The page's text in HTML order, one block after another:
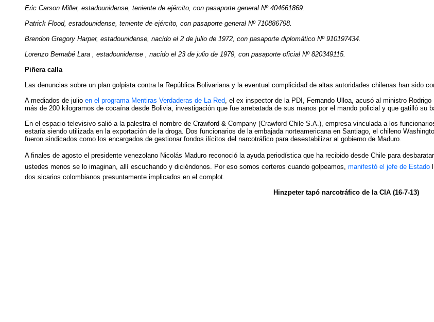
Eric Carson Miller, estadounidense, teniente de ejército, con pasaporte general Nº 404661869.
Patrick Flood, estadounidense, teniente de ejército, con pasaporte general Nº 710886798.
Brendon Gregory Harper, estadounidense, nacido el 2 de julio de 1972, con pasaporte diplomático Nº 910197434.
Lorenzo Bernabé Lara , estadounidense , nacido el 23 de julio de 1979, con pasaporte oficial Nº 820349115.
Piñera calla
Las denuncias sobre un plan golpista contra la República Bolivariana y la eventual complicidad de altas autoridades chilenas han sido
A mediados de julio en el programa Mentiras Verdaderas de La Red , el ex inspector de la PDI, Fernando Ulloa, acusó al ministro
más de 200 kilogramos de cocaína desde Bolivia, investigación que fue arrebatada de sus manos por el mando policial y que gatilló su
En el espacio televisivo salió a la palestra el nombre de Crawford & Company (Crawford Chile S.A.), empresa vinculada a los
estaría siendo utilizada en la exportación de la droga. Dos funcionarios de la embajada norteamericana en Santiago, el chileno
fueron sindicados como los encargados de gestionar fondos ilícitos del narcotráfico para desestabilizar al gobierno de Maduro.
A finales de agosto el presidente venezolano Nicolás Maduro reconoció la ayuda periodística que ha recibido desde Chile para
ustedes menos se lo imaginan, allí escuchando y diciéndonos. Por eso somos certeros cuando golpeamos, manifestó el jefe de Estado
dos sicarios colombianos presuntamente implicados en el complot.
Hinzpeter tapó narcotráfico de la CIA (16-7-13)